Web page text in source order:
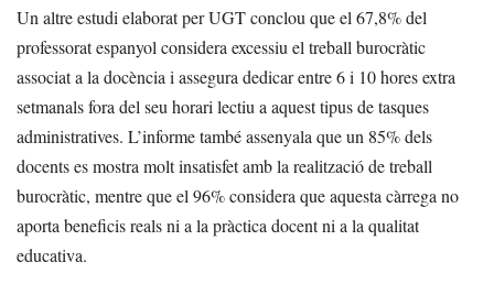
Un altre estudi elaborat per UGT conclou que el 67,8% del
professorat espanyol considera excessiu el treball burocràtic
associat a la docència i assegura dedicar entre 6 i 10 hores extra
setmanals fora del seu horari lectiu a aquest tipus de tasques
administratives. L’informe també assenyala que un 85% dels
docents es mostra molt insatisfet amb la realització de treball
burocràtic, mentre que el 96% considera que aquesta càrrega no
aporta beneficis reals ni a la pràctica docent ni a la qualitat
educativa.